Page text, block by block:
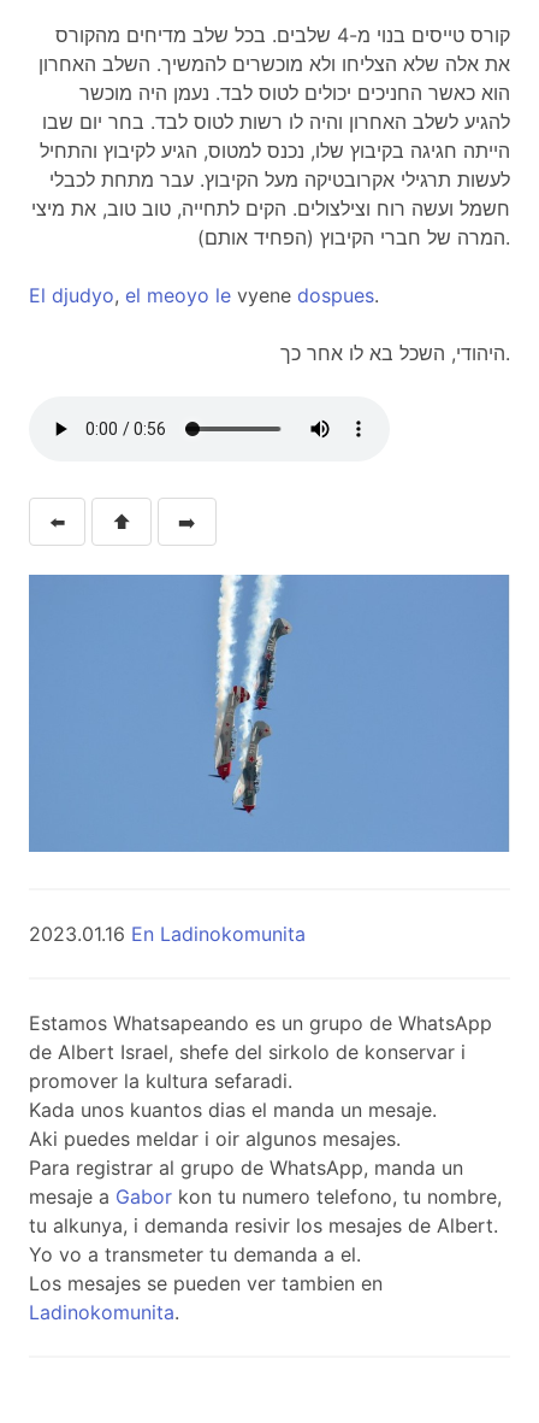
קורס טייסים בנוי מ-4 שלבים. בכל שלב מדיחים מהקורס
את אלה שלא הצליחו ולא מוכשרים להמשיך. השלב האחרון
הוא כאשר החניכים יכולים לטוס לבד. נעמן היה מוכשר
להגיע לשלב האחרון והיה לו רשות לטוס לבד. בחר יום שבו
הייתה חגיגה בקיבוץ שלו, נכנס למטוס, הגיע לקיבוץ והתחיל
לעשות תרגילי אקרובטיקה מעל הקיבוץ. עבר מתחת לכבלי
חשמל ועשה רוח וצילצולים. הקים לתחייה, טוב טוב, את מיצי
המרה של חברי הקיבוץ (הפחיד אותם).
El djudyo, el meoyo le vyene dospues.
היהודי, השכל בא לו אחר כך.
⬅️ ⬆️ ➡️
2023.01.16 En Ladinokomunita
Estamos Whatsapeando es un grupo de WhatsApp
de Albert Israel, shefe del sirkolo de konservar i
promover la kultura sefaradi.
Kada unos kuantos dias el manda un mesaje.
Aki puedes meldar i oir algunos mesajes.
Para registrar al grupo de WhatsApp, manda un
mesaje a Gabor kon tu numero telefono, tu nombre,
tu alkunya, i demanda resivir los mesajes de Albert.
Yo vo a transmeter tu demanda a el.
Los mesajes se pueden ver tambien en
Ladinokomunita.